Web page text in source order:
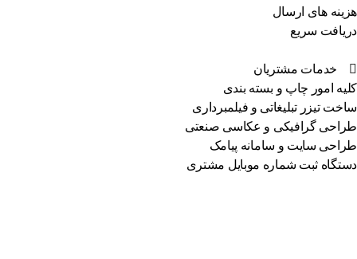
های ارسال
سریع
خدمات مشتریان
امور چاپ و بسته بندی
تیزر تبلیغاتی و فیلمبرداری
گرافیکی و عکاسی صنعتی
سایت و سامانه پیامک
ثبت شماره موبایل مشتری